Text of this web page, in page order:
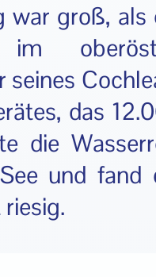
war groß,
seines
das
die
und